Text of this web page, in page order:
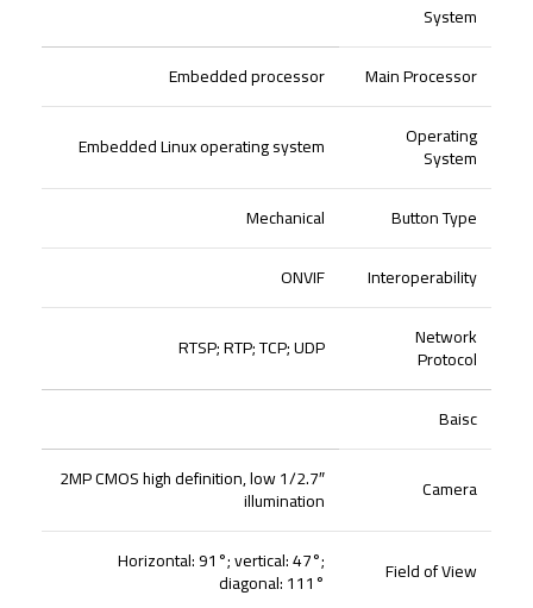
System
Main Processor
Embedded processor
Operating
System
Embedded Linux operating system
Button Type
Mechanical
Interoperability
ONVIF
Network
Protocol
RTSP; RTP; TCP; UDP
Baisc
Camera
1/2.7″ 2MP CMOS high definition, low
illumination
Field of View
Horizontal: 91°; vertical: 47°;
diagonal: 111°